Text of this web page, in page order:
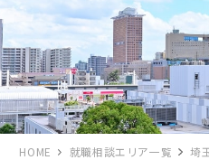
HOME 就職相談エリア一覧 埼